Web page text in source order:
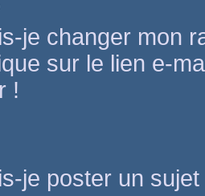
je changer mon
sur le lien e-
!
je poster un